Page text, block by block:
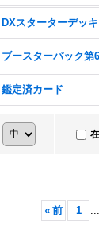
鑑定済カード
« 前 1